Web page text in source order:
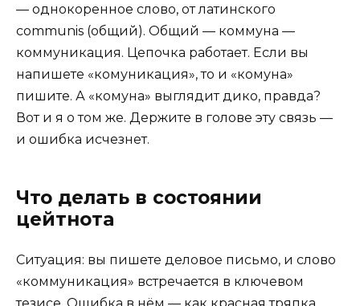
— однокоренное слово, от латинского
communis (общий). Общий — коммуна —
коммуникация. Цепочка работает. Если вы
напишете «комуникация», то и «комуна»
пишите. А «комуна» выглядит дико, правда?
Вот и я о том же. Держите в голове эту связь —
и ошибка исчезнет.
Что делать в состоянии
цейтнота
Ситуация: вы пишете деловое письмо, и слово
«коммуникация» встречается в ключевом